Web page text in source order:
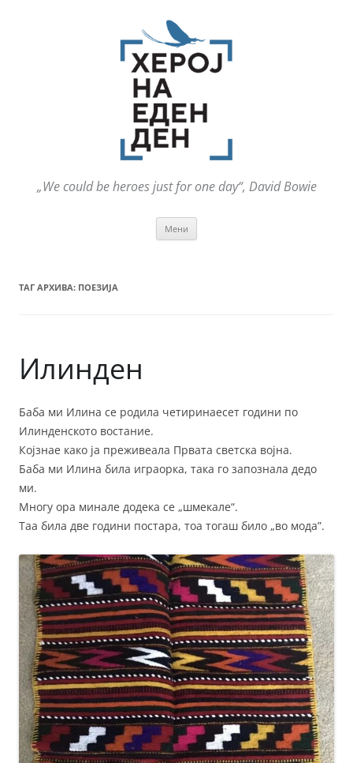
„We could be heroes just for one day“, David Bowie
Мени
ТАГ АРХИВА: ПОЕЗИЈА
Илинден
Баба ми Илина се родила четиринаесет години по
Илинденското востание.
Којзнае како ја преживеала Првата светска војна.
Баба ми Илина била играорка, така го запознала дедо
ми.
Многу ора минале додека се „шмекале“.
Таа била две години постара, тоа тогаш било „во мода”.